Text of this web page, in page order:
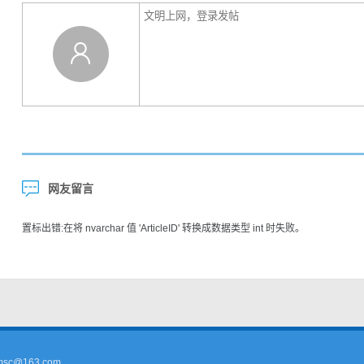
网友留言
置标出错:在将 nvarchar 值 'ArticleID' 转换成数据类型 int 时失败。